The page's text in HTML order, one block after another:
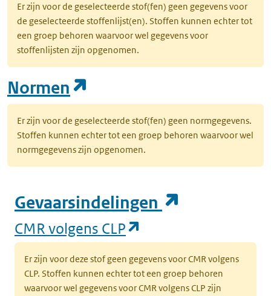
Er zijn voor de geselecteerde stof(fen) geen gegevens voor
de geselecteerde stoffenlijst(en). Stoffen kunnen echter tot
een groep behoren waarvoor wel gegevens voor
stoffenlijsten zijn opgenomen.
Normen
Er zijn voor de geselecteerde stof(fen) geen normgegevens.
Stoffen kunnen echter tot een groep behoren waarvoor wel
normgegevens zijn opgenomen.
Gevaarsindelingen
CMR volgens CLP
Er zijn voor deze stof geen gegevens voor CMR volgens
CLP. Stoffen kunnen echter tot een groep behoren
waarvoor wel gegevens voor CMR volgens CLP zijn